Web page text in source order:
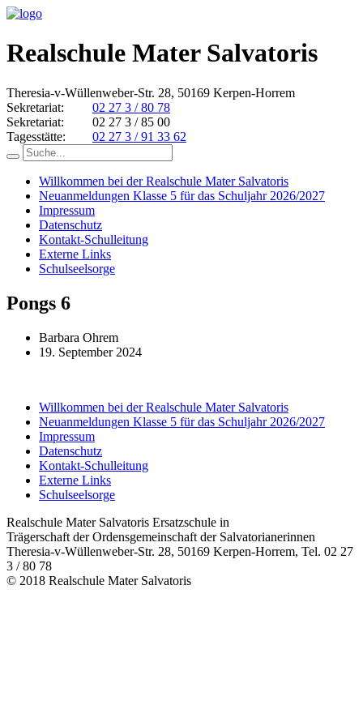
Realschule Mater Salvatoris
Theresia-v-Wüllenweber-Str. 28, 50169 Kerpen-Horrem
Sekretariat:
02 27 3 / 80 78
Sekretariat:
02 27 3 / 85 00
Tagesstätte:
02 27 3 / 91 33 62
Willkommen bei der Realschule Mater Salvatoris
Neuanmeldungen Klasse 5 für das Schuljahr 2026/2027
Impressum
Datenschutz
Kontakt-Schulleitung
Externe Links
Schulseelsorge
Pongs 6
Barbara Ohrem
19. September 2024
Willkommen bei der Realschule Mater Salvatoris
Neuanmeldungen Klasse 5 für das Schuljahr 2026/2027
Impressum
Datenschutz
Kontakt-Schulleitung
Externe Links
Schulseelsorge
Realschule Mater Salvatoris Ersatzschule in
Trägerschaft der Ordensgemeinschaft der Salvatorianerinnen
Theresia-v-Wüllenweber-Str. 28, 50169 Kerpen-Horrem, Tel. 02 27
3 / 80 78
© 2018 Realschule Mater Salvatoris